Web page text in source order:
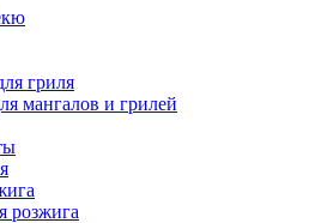
гриля
мангалов и грилей
розжига